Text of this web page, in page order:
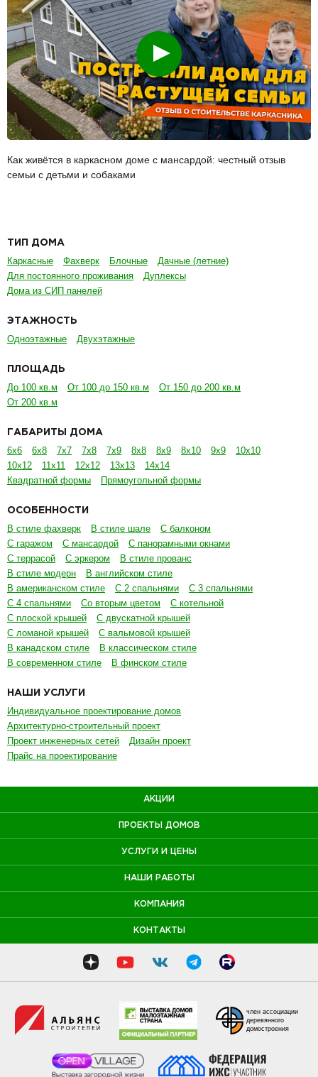
Смотреть
Как живётся в каркасном доме с мансардой: честный отзыв
семьи с детьми и собаками
ТИП ДОМА
Каркасные Фахверк Блочные
Дачные (летние)
Для постоянного проживания
Дуплексы
Дома из СИП панелей
ЭТАЖНОСТЬ
Одноэтажные Двухэтажные
ПЛОЩАДЬ
До 100 кв.м От 100 до 150 кв.м
От 150 до 200 кв.м
От 200 кв.м
ГАБАРИТЫ ДОМА
6х6 6х8 7х7 7х8 7х9 8х8 8х9 8х10 9х9
10х10
10х12
11х11 12х12 13х13
14х14
Квадратной формы
Прямоугольной формы
ОСОБЕННОСТИ
В стиле фахверк В стиле шале
С балконом
С гаражом
С мансардой
С панорамными окнами
С террасой
С эркером
В стиле прованс
В стиле модерн
В английском стиле
В американском стиле
С 2 спальнями
С 3 спальнями
С 4 спальнями
Со вторым цветом
С котельной
С плоской крышей
С двускатной крышей
С ломаной крышей
С вальмовой крышей
В канадском стиле
В классическом стиле
В современном стиле
В финском стиле
НАШИ УСЛУГИ
Индивидуальное проектирование домов
Архитектурно-строительный проект
Проект инженерных сетей
Дизайн проект
Прайс на проектирование
АКЦИИ
ПРОЕКТЫ ДОМОВ
УСЛУГИ И ЦЕНЫ
НАШИ РАБОТЫ
КОМПАНИЯ
КОНТАКТЫ
член ассоциации
деревянного
домостроения